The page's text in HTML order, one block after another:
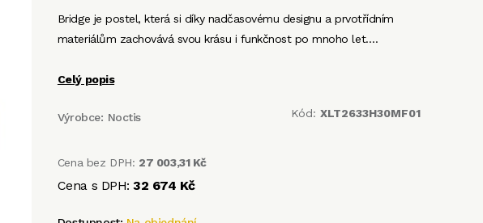
Bridge je postel, která si díky nadčasovému designu a prvotřídním
materiálům zachovává svou krásu i funkčnost po mnoho let.…
Celý popis
Výrobce: Noctis Kód: XLT2633H30MF01
Cena bez DPH: 27 003,31 Kč
Cena s DPH:32 674 Kč